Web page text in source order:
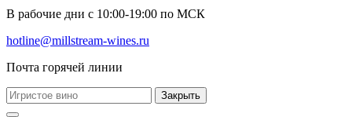
В рабочие дни с 10:00-19:00 по МСК
hotline@millstream-wines.ru
Почта горячей линии
Закрыть